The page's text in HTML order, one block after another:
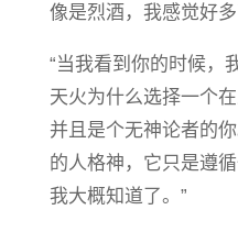
像是烈酒，我感觉好多
“当我看到你的时候，
天火为什么选择一个
并且是个无神论者的
的人格神，它只是遵
我大概知道了。”